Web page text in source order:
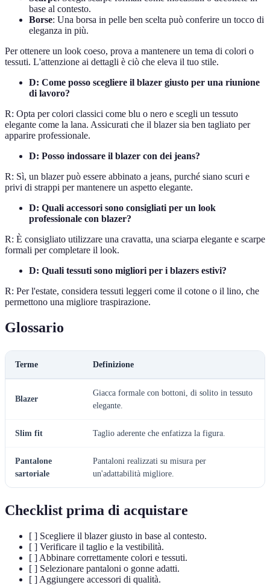
base al contesto.
Borse: Una borsa in pelle ben scelta può conferire un tocco di
eleganza in più.
Per ottenere un look coeso, prova a mantenere un tema di colori o
tessuti. L'attenzione ai dettagli è ciò che eleva il tuo stile.
D: Come posso scegliere il blazer giusto per una riunione
di lavoro?
R: Opta per colori classici come blu o nero e scegli un tessuto
elegante come la lana. Assicurati che il blazer sia ben tagliato per
apparire professionale.
D: Posso indossare il blazer con dei jeans?
R: Sì, un blazer può essere abbinato a jeans, purché siano scuri e
privi di strappi per mantenere un aspetto elegante.
D: Quali accessori sono consigliati per un look
professionale con blazer?
R: È consigliato utilizzare una cravatta, una sciarpa elegante e scarpe
formali per completare il look.
D: Quali tessuti sono migliori per i blazers estivi?
R: Per l'estate, considera tessuti leggeri come il cotone o il lino, che
permettono una migliore traspirazione.
Glossario
Terme Definizione
Blazer
Giacca formale con bottoni, di solito in tessuto
elegante.
Slim fit Taglio aderente che enfatizza la figura.
Pantalone
sartoriale
Pantaloni realizzati su misura per
un'adattabilità migliore.
Checklist prima di acquistare
[ ] Scegliere il blazer giusto in base al contesto.
[ ] Verificare il taglio e la vestibilità.
[ ] Abbinare correttamente colori e tessuti.
[ ] Selezionare pantaloni o gonne adatti.
[ ] Aggiungere accessori di qualità.